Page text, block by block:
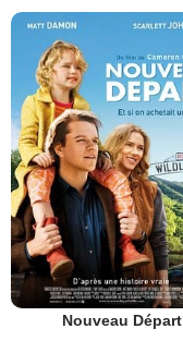
Nouveau Départ